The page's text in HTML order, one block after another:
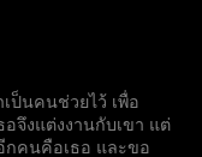
ป็นคนช่วยไว้ เพื่อ
จึงแต่งงานกับเขา แต่
กคนคือเธอ และขอ